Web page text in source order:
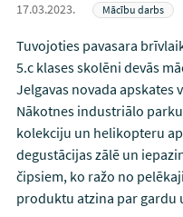
17.03.2023. Mācību darbs
Tuvojoties pavasara
5.c klases skolēni devās
Jelgavas novada apskates
Nākotnes industriālo
kolekciju un helikopteru
degustācijas zālē un
čipsiem, ko ražo no
produktu atzina par gardu